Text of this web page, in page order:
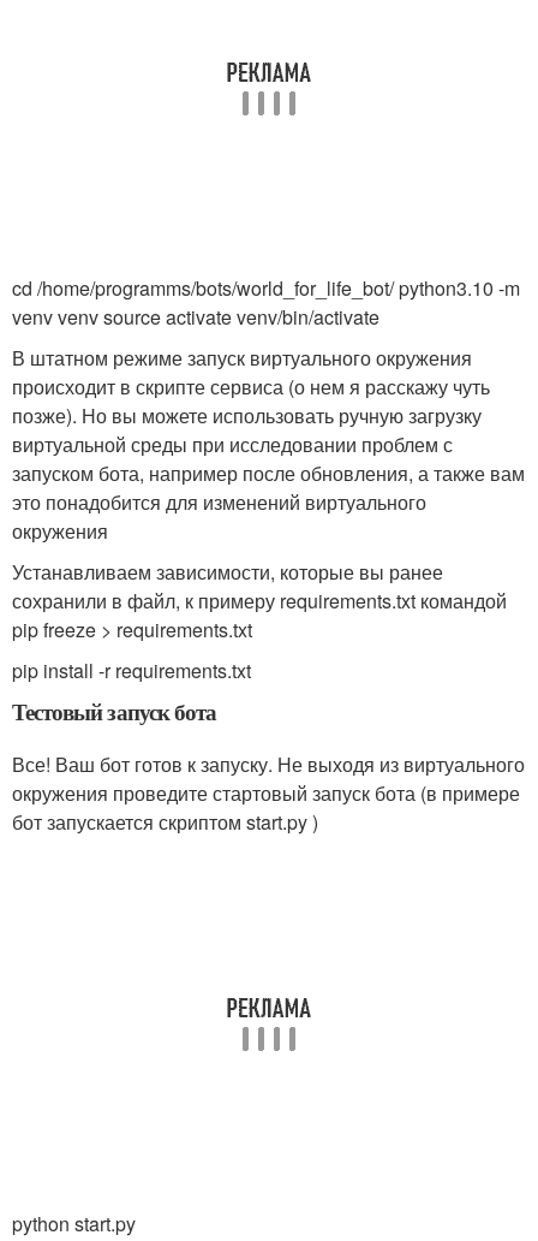
cd /home/programms/bots/world_for_life_bot/ python3.10 -m
venv venv source activate venv/bin/activate
В штатном режиме запуск виртуального окружения
происходит в скрипте сервиса (о нем я расскажу чуть
позже). Но вы можете использовать ручную загрузку
виртуальной среды при исследовании проблем с
запуском бота, например после обновления, а также вам
это понадобится для изменений виртуального
окружения
Устанавливаем зависимости, которые вы ранее
сохранили в файл, к примеру requirements.txt командой
pip freeze > requirements.txt
pip install -r requirements.txt
Тестовый запуск бота
Все! Ваш бот готов к запуску. Не выходя из виртуального
окружения проведите стартовый запуск бота (в примере
бот запускается скриптом start.py )
python start.py